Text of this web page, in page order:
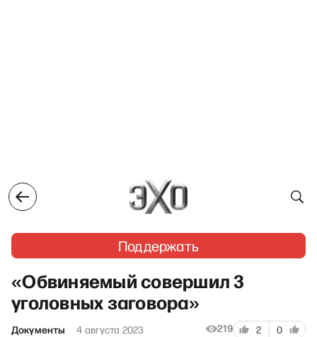
Поддержать
«Обвиняемый совершил 3
уголовных заговора»
Документы 4 августа 2023 219 2 0